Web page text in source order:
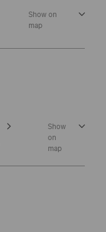
Show on
map
Show
on
map